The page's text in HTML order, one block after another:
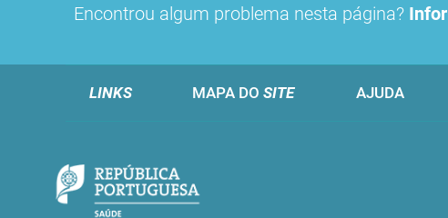
Encontrou algum problema nesta página?
LINKS MAPA DO SITE AJUDA